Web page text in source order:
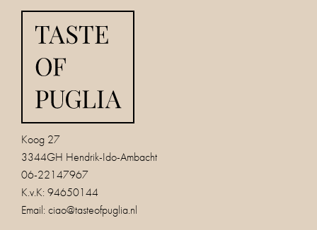
Koog 27
3344GH Hendrik-Ido-Ambacht
06-22147967
K.v.K: 94650144
Email: ciao@tasteofpuglia.nl